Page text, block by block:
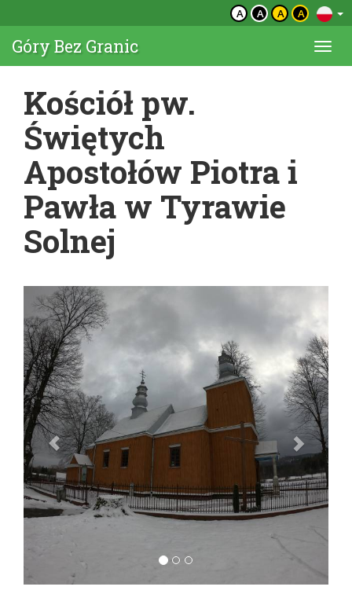
A A A A
Góry Bez Granic
Kościół pw.
Świętych
Apostołów Piotra i
Pawła w Tyrawie
Solnej